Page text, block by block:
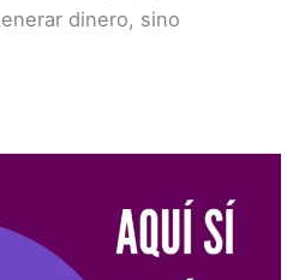
dinero, sino